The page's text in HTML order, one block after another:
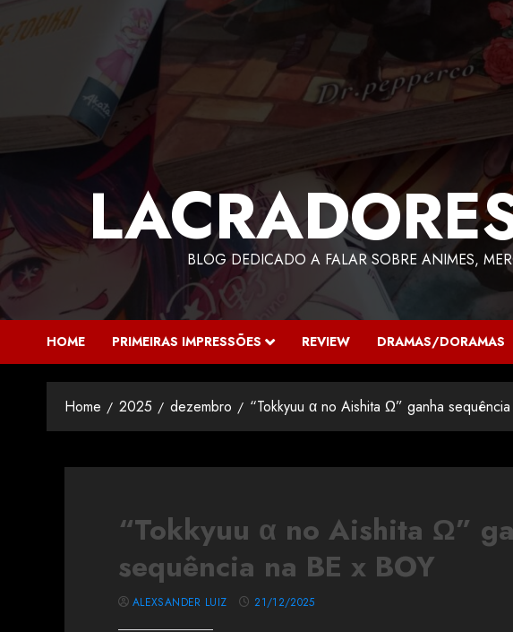
BLOG DEDICADO A FALAR SOBRE ANIMES,
HOME PRIMEIRAS IMPRESSÕES REVIEW DRAMAS/DORAMAS
Home 2025 dezembro “Tokkyuu α no Aishita Ω” ganha
“Tokkyuu α no Aishita Ω”
sequência na BE x BOY
ALEXSANDER LUIZ 21/12/2025